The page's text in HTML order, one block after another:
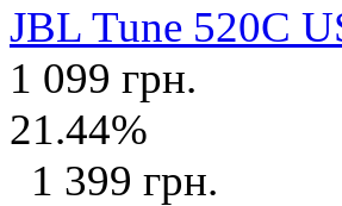
JBL Tune 520C
1 099 грн.
21.44%
1 399 грн.